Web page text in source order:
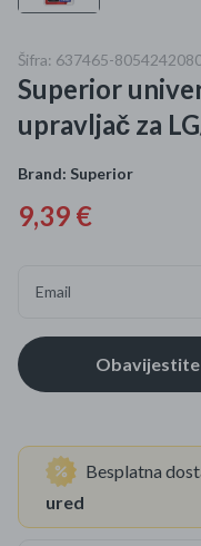
Kišobrani akcija
Ograničena cijena
Najpopularniji proizvodi
Roba s greškom
Šifra: 637465-
Superior
upravljač za
Brand: Superior
9,39 €
Email
Besplatna
ured